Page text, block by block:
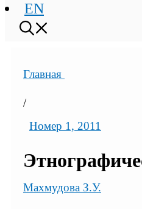
EN
Главная
/
Номер 1, 2011
Махмудова З.У.